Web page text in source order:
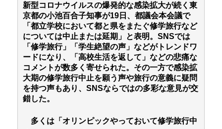
新型コロナウイルスの爆発的な感染拡大が続く東
京都の小池百合子知事が19日、都議会本会議で
「都立学校において都と県をまたぐ修学旅行など
については中止または延期」と表明。SNSでは
「修学旅行」「学生絶望の声」などがトレンドワ
ードになり、「高校生活を返して」などの悲痛な
コメントが数多く寄せられた。その一方で感染拡
大期の修学旅行中止を願う声や旅行の意義に疑問
を持つ声もあり、SNSならではの多彩な意見が交
錯した。
多くは「オリンピックやっておいて修学旅行中